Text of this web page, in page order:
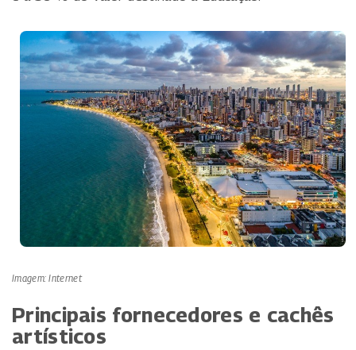
Imagem: Internet
Principais fornecedores e cachês
artísticos